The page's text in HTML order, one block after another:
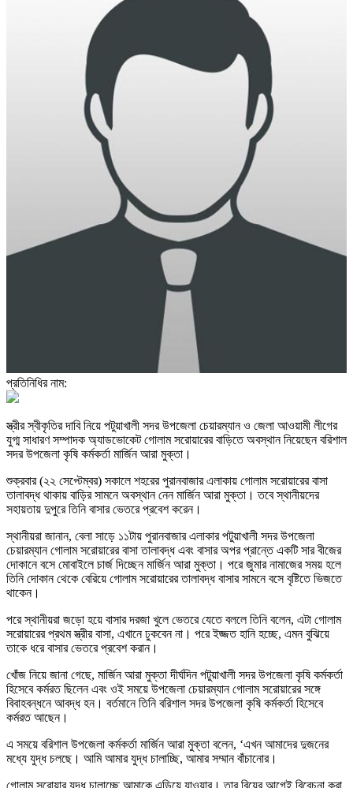
প্রতিনিধির নাম:
স্ত্রীর স্বীকৃতির দাবি নিয়ে পটুয়াখালী সদর উপজেলা চেয়ারম্যান ও জেলা আওয়ামী লীগের
যুগ্ম সাধারণ সম্পাদক অ্যাডভোকেট গোলাম সরোয়ারের বাড়িতে অবস্থান নিয়েছেন বরিশাল
সদর উপজেলা কৃষি কর্মকর্তা মার্জিন আরা মুক্তা।
শুক্রবার (২২ সেপ্টেম্বর) সকালে শহরের পুরানবাজার এলাকায় গোলাম সরোয়ারের বাসা
তালাবদ্ধ থাকায় বাড়ির সামনে অবস্থান নেন মার্জিন আরা মুক্তা। তবে স্থানীয়দের
সহায়তায় দুপুরে তিনি বাসার ভেতরে প্রবেশ করেন।
স্থানীয়রা জানান, বেলা সাড়ে ১১টায় পুরানবাজার এলাকার পটুয়াখালী সদর উপজেলা
চেয়ারম্যান গোলাম সরোয়ারের বাসা তালাবদ্ধ এবং বাসার অপর প্রান্তে একটি সার বীজের
দোকানে বসে মোবাইলে চার্জ দিচ্ছেন মার্জিন আরা মুক্তা। পরে জুমার নামাজের সময় হলে
তিনি দোকান থেকে বেরিয়ে গোলাম সরোয়ারের তালাবদ্ধ বাসার সামনে বসে বৃষ্টিতে ভিজতে
থাকেন।
পরে স্থানীয়রা জড়ো হয়ে বাসার দরজা খুলে ভেতরে যেতে বললে তিনি বলেন, এটা গোলাম
সরোয়ারের প্রথম স্ত্রীর বাসা, এখানে ঢুকবেন না। পরে ইজ্জত হানি হচ্ছে, এমন বুঝিয়ে
তাকে ধরে বাসার ভেতরে প্রবেশ করান।
খোঁজ নিয়ে জানা গেছে, মার্জিন আরা মুক্তা দীর্ঘদিন পটুয়াখালী সদর উপজেলা কৃষি কর্মকর্তা
হিসেবে কর্মরত ছিলেন এবং ওই সময়ে উপজেলা চেয়ারম্যান গোলাম সরোয়ারের সঙ্গে
বিবাহবন্ধনে আবদ্ধ হন। বর্তমানে তিনি বরিশাল সদর উপজেলা কৃষি কর্মকর্তা হিসেবে
কর্মরত আছেন।
এ সময়ে বরিশাল উপজেলা কর্মকর্তা মার্জিন আরা মুক্তা বলেন, ‘এখন আমাদের দুজনের
মধ্যে যুদ্ধ চলছে। আমি আমার যুদ্ধ চালাচ্ছি, আমার সম্মান বাঁচানোর।
গোলাম সরোয়ার যুদ্ধ চালাচ্ছে আমাকে এড়িয়ে যাওয়ার। তার বিয়ের আগেই বিবেচনা করা